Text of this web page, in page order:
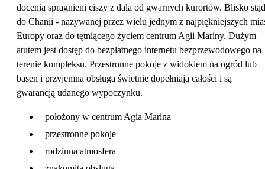
docenią spragnieni ciszy z dala od gwarnych kurortów. Blisko stąd
do Chanii - nazywanej przez wielu jednym z najpiękniejszych
Europy oraz do tętniącego życiem centrum Agii Mariny. Dużym
atutem jest dostęp do bezpłatnego internetu bezprzewodowego na
terenie kompleksu. Przestronne pokoje z widokiem na ogród lub
basen i przyjemna obsługa świetnie dopełniają całości i są
gwarancją udanego wypoczynku.
położony w centrum Agia Marina
przestronne pokoje
rodzinna atmosfera